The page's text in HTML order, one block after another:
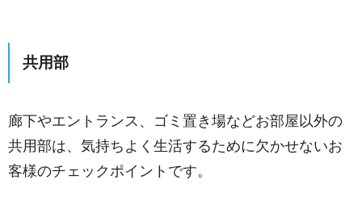
共用部
廊下やエントランス、ゴミ置き場などお部屋以外の
共用部は、気持ちよく生活するために欠かせないお
客様のチェックポイントです。